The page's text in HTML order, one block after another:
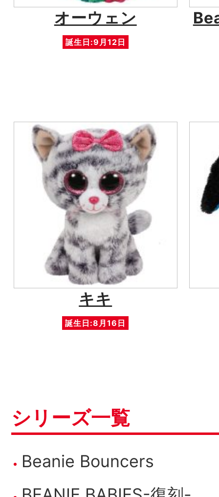
オーウェン
誕生日:9月12日
キキ
誕生日:8月16日
シリーズ一覧
Beanie Bouncers